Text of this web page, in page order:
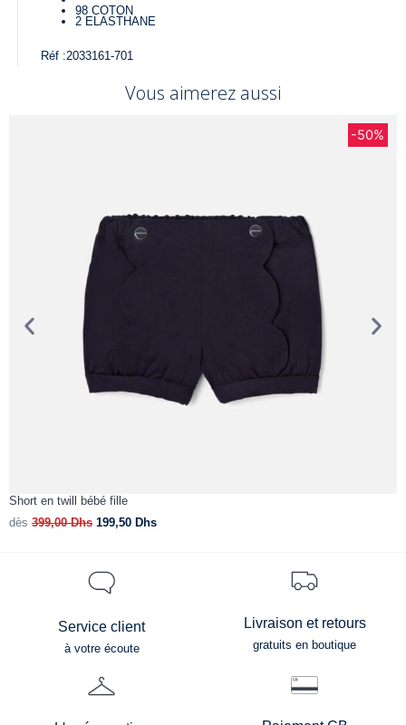
98 COTON
2 ELASTHANE
Réf :2033161-701
Vous aimerez aussi
-50%
Short en twill bébé fille
dès 399,00Dhs 199,50 Dhs
Service client
à votre écoute
Livraison et retours
gratuits en boutique